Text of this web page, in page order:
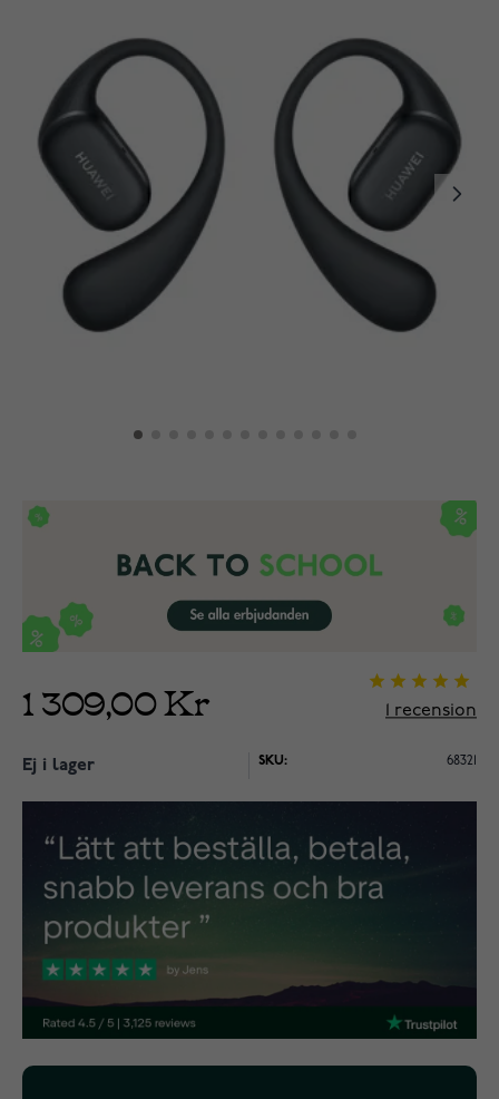
1 309,00 Kr 1 recension
Ej i lager SKU: 68321